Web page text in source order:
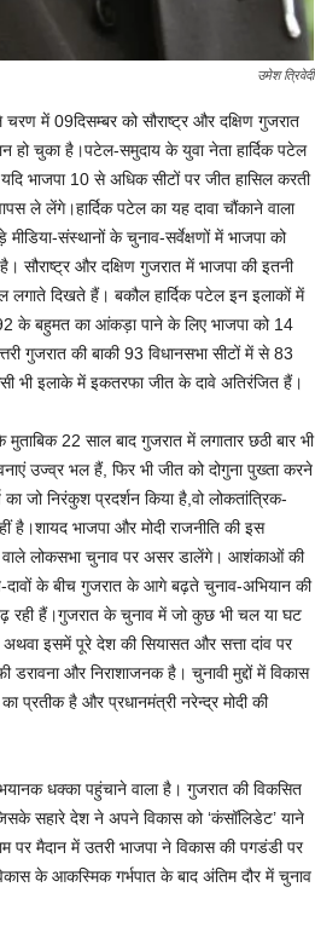
उमेश त्रिवेदी
में 09दिसम्बर को सौराष्ट्र और दक्षिण गुजरात
हो चुका है।पटेल-समुदाय के युवा नेता हार्दिक पटेल
भाजपा 10 से अधिक सीटों पर जीत हासिल करती
ले लेंगे।हार्दिक पटेल का यह दावा चौंकाने वाला
संस्थानों के चुनाव-सर्वेक्षणों में भाजपा को
सौराष्ट्र और दक्षिण गुजरात में भाजपा की इतनी
लगाते दिखते हैं। बकौल हार्दिक पटेल इन इलाकों में
के बहुमत का आंकड़ा पाने के लिए भाजपा को 14
गुजरात की बाकी 93 विधानसभा सीटों में से 83
भी इलाके में इकतरफा जीत के दावे अतिरंजित हैं।
मुताबिक 22 साल बाद गुजरात में लगातार छठी बार भी
उज्व्र भल हैं, फिर भी जीत को दोगुना पुख्ता करने
का जो निरंकुश प्रदर्शन किया है,वो लोकतांत्रिक-
है।शायद भाजपा और मोदी राजनीति की इस
वाले लोकसभा चुनाव पर असर डालेंगे। आशंकाओं की
दावों के बीच गुजरात के आगे बढ़ते चुनाव-अभियान की
रही हैं।गुजरात के चुनाव में जो कुछ भी चल या घट
इसमें पूरे देश की सियासत और सत्ता दांव पर
और निराशाजनक है। चुनावी मुद्दों में विकास
प्रतीक है और प्रधानमंत्री नरेन्द्र मोदी की
धक्का पहुंचाने वाला है। गुजरात की विकसित
सहारे देश ने अपने विकास को ‘कंसॉलिडेट’ याने
मैदान में उतरी भाजपा ने विकास की पगडंडी पर
के आकस्मिक गर्भपात के बाद अंतिम दौर में चुनाव